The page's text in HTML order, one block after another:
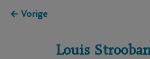
← Vorige
Louis